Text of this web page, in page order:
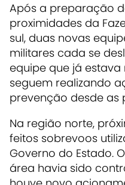
Após a preparação
proximidades da
sul, duas novas
militares cada se
equipe que já estava
seguem realizando
prevenção desde as
Na região norte,
feitos sobrevoos
Governo do Estado.
área havia sido